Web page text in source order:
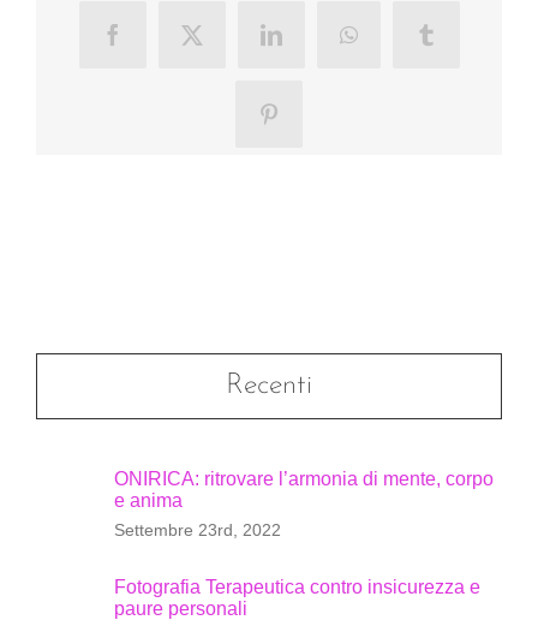
FacebookX LinkedInWhatsAppTumblr
Pinterest
Recenti
ONIRICA: ritrovare l’armonia di mente, corpo
e anima
Settembre 23rd, 2022
Fotografia Terapeutica contro insicurezza e
paure personali